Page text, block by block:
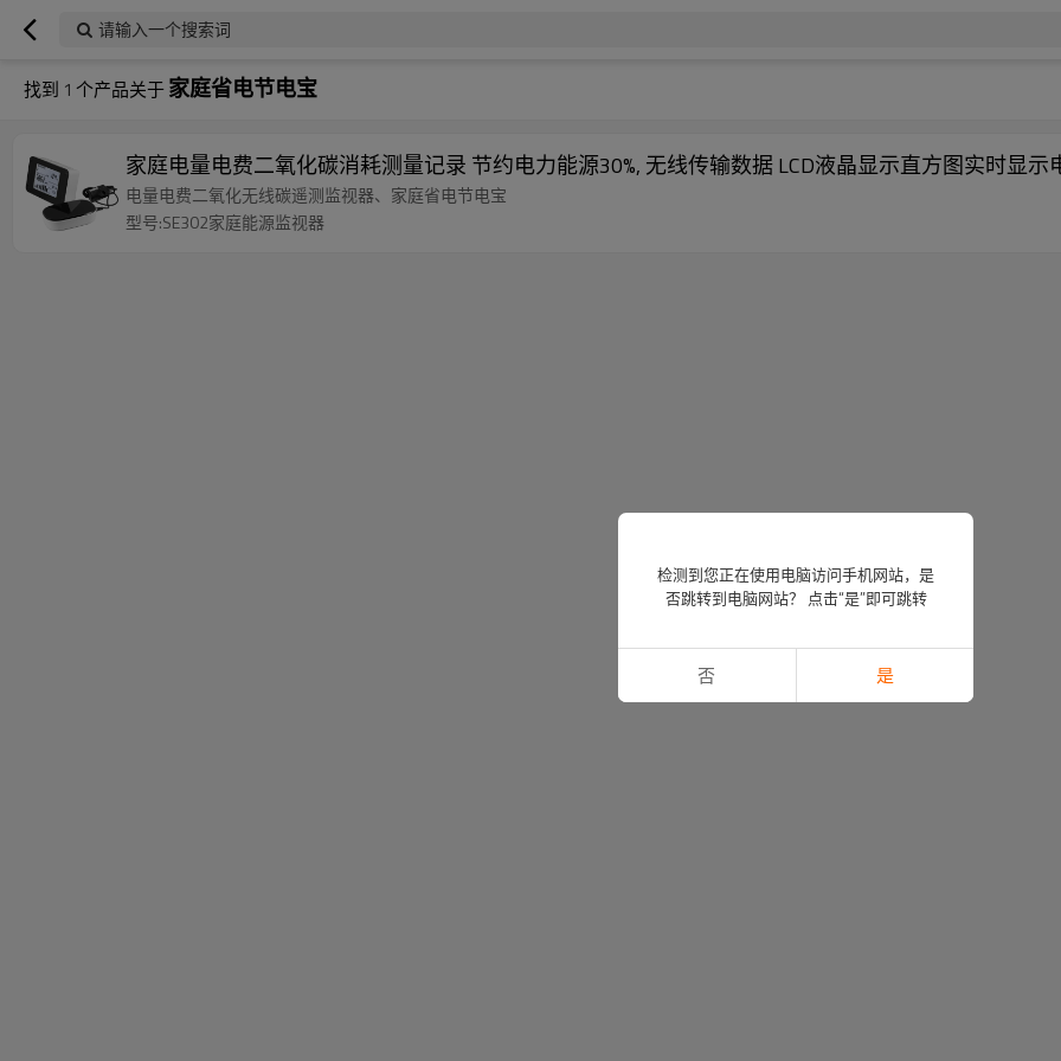
请输入一个搜索词
找到 1 个产品关于家庭省电节电宝
家庭电量电费二氧化碳消耗测量记录 节约电力能源30%, 无线传输数据 LCD液晶显示直方图实时显示
电量电费二氧化无线碳遥测监视器、家庭省电节电宝
型号:SE302家庭能源监视器
检测到您正在使用电脑访问手机网站，是
否跳转到电脑网站？ 点击“是”即可跳转
否 是